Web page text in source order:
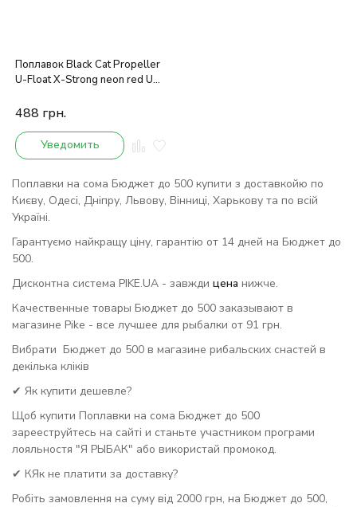
Поплавок Black Cat Propeller
U-Float X-Strong neon red UV
488 грн.
Уведомить
Поплавки на сома Бюджет до 500 купити з доставкойю по
Києву, Одесі, Дніпру, Львову, Вінниці, Харькову та по всій
Україні.
Гарантуємо найкращу ціну, гарантію от 14 дней на Бюджет до
500.
Дисконтна система PIKE.UA - завжди цена нижче.
Качественные товары Бюджет до 500 заказывают в
магазине Pike - все лучшее для рыбалки от 91 грн.
Вибрати Бюджет до 500 в магазине рибальских снастей в
декілька кліків
✔ Як купити дешевле?
Щоб купити Поплавки на сома Бюджет до 500
зарееструйтесь на сайті и станьте участником програми
лояльностя "Я РЫБАК" або використай промокод.
✔ КЯк не платити за доставку?
Робіть замовлення на суму від 2000 грн, на Бюджет до 500,